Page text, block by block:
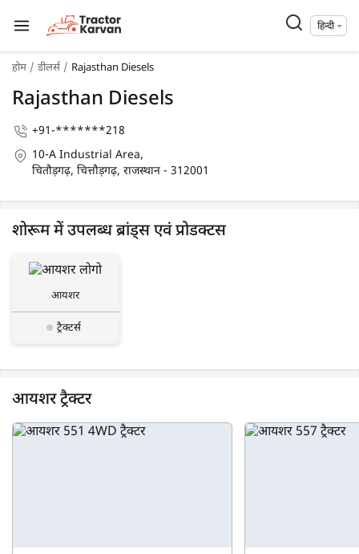
हिन्दी
होम डीलर्स Rajasthan Diesels
Rajasthan Diesels
+91-*******218
10-A Industrial Area,
चितौड़गढ़, चित्तौड़गढ़, राजस्थान - 312001
शोरूम में उपलब्ध ब्रांड्स एवं प्रोडक्टस
आयशर
ट्रैक्टर्स
आयशर ट्रैक्टर